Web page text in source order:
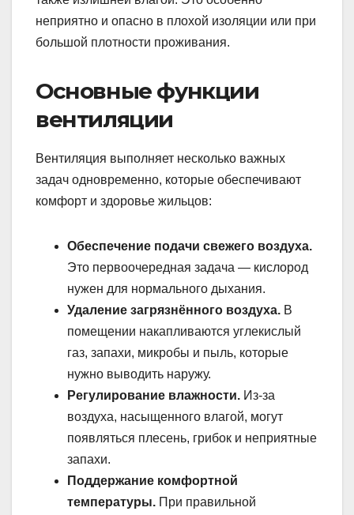
неприятно и опасно в плохой изоляции или при
большой плотности проживания.
Основные функции
вентиляции
Вентиляция выполняет несколько важных
задач одновременно, которые обеспечивают
комфорт и здоровье жильцов:
Обеспечение подачи свежего воздуха.
Это первоочередная задача — кислород
нужен для нормального дыхания.
Удаление загрязнённого воздуха. В
помещении накапливаются углекислый
газ, запахи, микробы и пыль, которые
нужно выводить наружу.
Регулирование влажности. Из-за
воздуха, насыщенного влагой, могут
появляться плесень, грибок и неприятные
запахи.
Поддержание комфортной
температуры. При правильной